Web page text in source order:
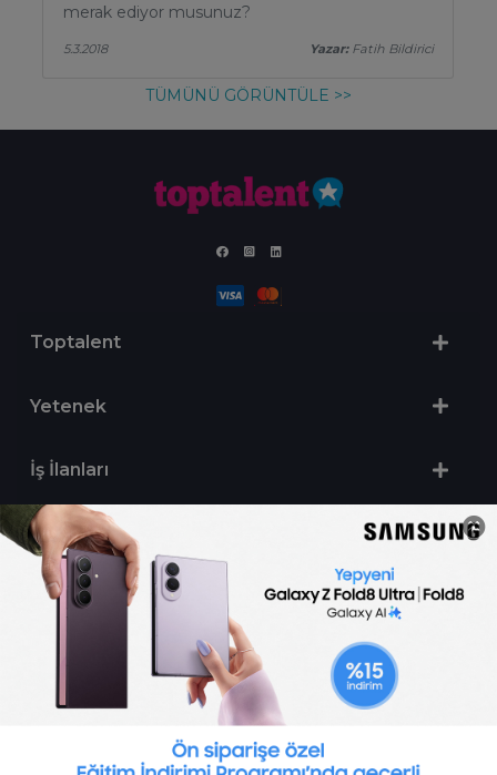
merak ediyor musunuz?
Yazar:Fatih Bildirici
5.3.2018
TÜMÜNÜ GÖRÜNTÜLE >>
Toptalent
Yetenek
İş İlanları
Sertifika Programları
Yetenek Testleri